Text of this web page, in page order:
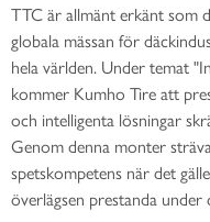
TTC är allmänt erkänt som
globala mässan för
hela världen. Under temat
kommer Kumho Tire att
och intelligenta lösningar
Genom denna monter
spetskompetens när det
överlägsen prestanda